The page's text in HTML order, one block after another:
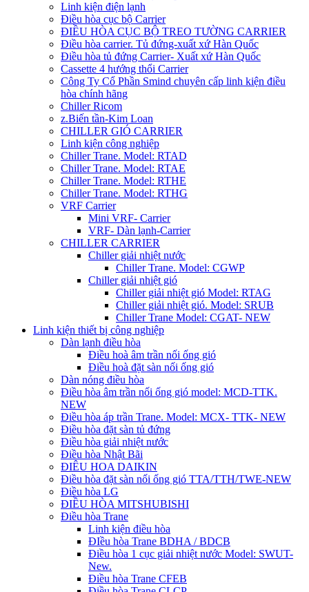
Linh kiện điện lạnh
Điều hòa cục bộ Carrier
ĐIỀU HÒA CỤC BỘ TREO TƯỜNG CARRIER
Điều hòa carrier. Tủ đứng-xuất xứ Hàn Quốc
Điều hòa tủ đứng Carrier- Xuất xứ Hàn Quốc
Cassette 4 hướng thổi Carrier
Công Ty Cổ Phần Smind chuyên cấp linh kiện điều
hòa chính hãng
Chiller Ricom
z.Biến tần-Kim Loan
CHILLER GIÓ CARRIER
Linh kiện công nghiệp
Chiller Trane. Model: RTAD
Chiller Trane. Model: RTAE
Chiller Trane. Model: RTHE
Chiller Trane. Model: RTHG
VRF Carrier
Mini VRF- Carrier
VRF- Dàn lạnh-Carrier
CHILLER CARRIER
Chiller giải nhiệt nước
Chiller Trane. Model: CGWP
Chiller giải nhiệt gió
Chiller giải nhiệt gió Model: RTAG
Chiller giải nhiệt gió. Model: SRUB
Chiller Trane Model: CGAT- NEW
Linh kiện thiết bị công nghiệp
Dàn lạnh điều hòa
Điều hoà âm trần nối ống gió
Điều hoà đặt sàn nối ống gió
Dàn nóng điều hòa
Điều hòa âm trần nối ống gió model: MCD-TTK.
NEW
Điều hòa áp trần Trane. Model: MCX- TTK- NEW
Điều hòa đặt sàn tủ đứng
Điều hòa giải nhiệt nước
Điều hòa Nhật Bãi
ĐIÊU HOA DAIKIN
Điều hòa đặt sàn nối ống gió TTA/TTH/TWE-NEW
Điều hòa LG
ĐIỀU HÒA MITSHUBISHI
Điều hòa Trane
Linh kiện điều hòa
ĐIều hòa Trane BDHA / BDCB
Điều hòa 1 cục giải nhiệt nước Model: SWUT-
New.
Điều hòa Trane CFEB